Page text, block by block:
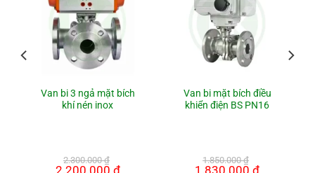
Van bi 3 ngả mặt bích
khí nén inox
2.300.000₫
Giá
2.200.000 ₫Giá
Van bi mặt bích điều
khiển điện BS PN16
1.850.000₫
Giá
1.830.000₫Giá